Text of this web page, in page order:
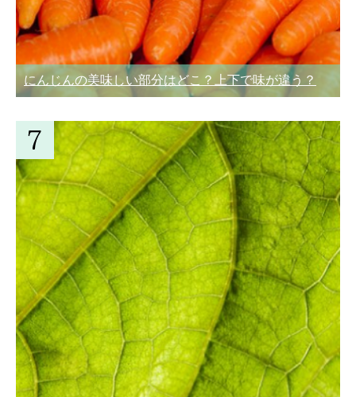
にんじんの美味しい部分はどこ？上下で味が違う？